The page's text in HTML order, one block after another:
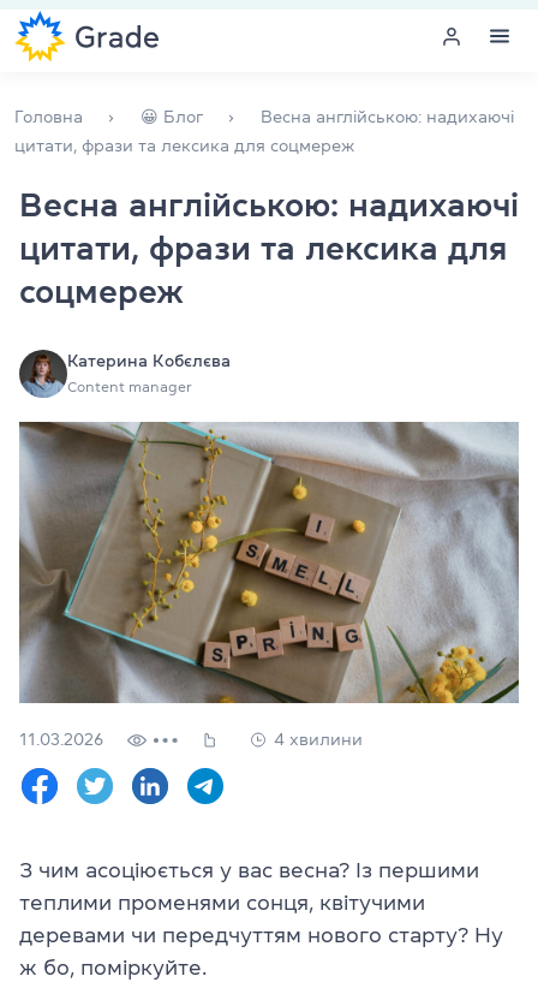
Навчання для викладачів
Англійська для компаній
Підготовка до іспитів
Більше про нас
Перевірити свій рівень
Залишити заявку
(044) 580 11 00
(098) 580 11 00
м. Київ, метро Золоті Ворота, вул. Ярославів Вал, 13/2-б,
Дивитись на Google Maps
Головна 😀 Блог
Весна англійською: надихаючі
цитати, фрази та лексика для соцмереж
Весна англійською: надихаючі
цитати, фрази та лексика для
соцмереж
Катерина Кобєлєва
Content manager
11.03.2026 4 хвилини
З чим асоціюється у вас весна? Із першими
теплими променями сонця, квітучими
деревами чи передчуттям нового старту? Ну
ж бо, поміркуйте.